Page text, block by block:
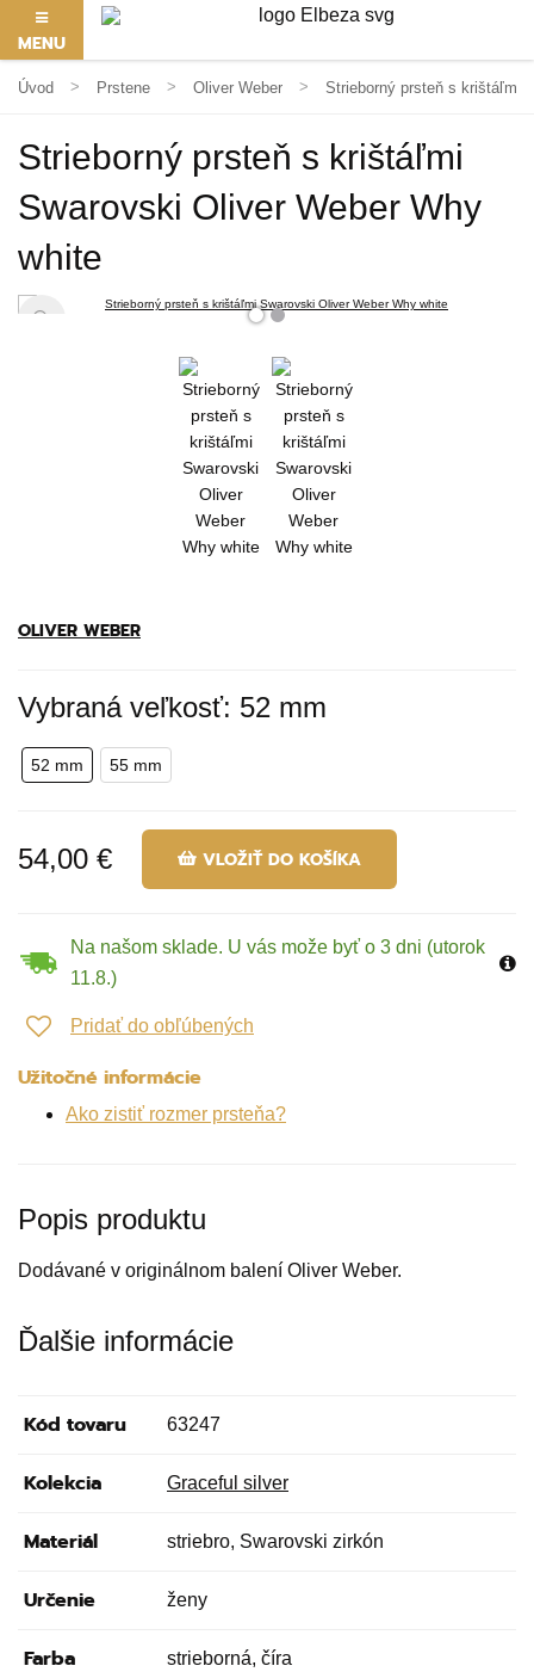
MENU
Úvod Prstene Oliver Weber Strieborný prsteň s krištáľmi
Strieborný prsteň s krištáľmi
Swarovski Oliver Weber Why
white
OLIVER WEBER
Vybraná veľkosť: 52 mm
52 mm 55 mm
54,00 € VLOŽIŤ DO KOŠÍKA
Na našom sklade. U vás može byť o 3 dni (utorok
11.8.)
Pridať do obľúbených
Užitočné informácie
Ako zistiť rozmer prsteňa?
Popis produktu
Dodávané v originálnom balení Oliver Weber.
Ďalšie informácie
Kód tovaru 63247
Kolekcia Graceful silver
Materiál striebro, Swarovski zirkón
Určenie ženy
Farba strieborná, číra